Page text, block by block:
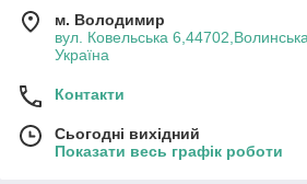
м. Володимир
вул. Ковельська
Україна
Контакти
Сьогодні вихідний
Показати весь графік роботи